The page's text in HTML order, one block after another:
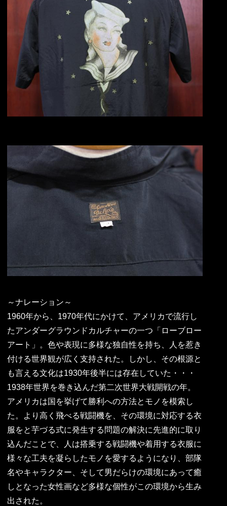
～ナレーション～
1960年から、1970年代にかけて、アメリカで流行し
たアンダーグラウンドカルチャーの一つ「ローブロー
アート」。色や表現に多様な独自性を持ち、人を惹き
付ける世界観が広く支持された。しかし、その根源と
も言える文化は1930年後半には存在していた・・・
1938年世界を巻き込んだ第二次世界大戦開戦の年。
アメリカは国を挙げて勝利への方法とモノを模索し
た。より高く飛べる戦闘機を、その環境に対応する衣
服をと芋づる式に発生する問題の解決に先進的に取り
込んだことで、人は搭乗する戦闘機や着用する衣服に
様々な工夫を凝らしたモノを愛するようになり、部隊
名やキャラクター、そして男だらけの環境にあって癒
しとなった女性画など多様な個性がこの環境から生み
出された。